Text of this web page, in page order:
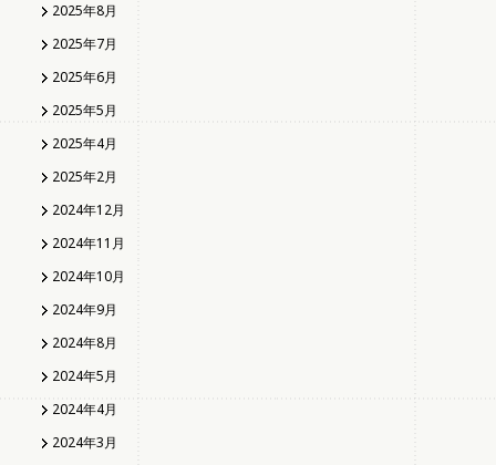
2025年8月
2025年7月
2025年6月
2025年5月
2025年4月
2025年2月
2024年12月
2024年11月
2024年10月
2024年9月
2024年8月
2024年5月
2024年4月
2024年3月